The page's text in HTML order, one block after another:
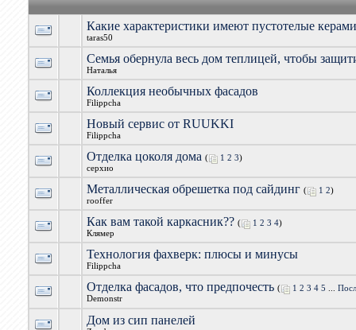
Какие характеристики имеют пустотелые
taras50
Семья обернула весь дом теплицей, чтобы
Наталья
Коллекция необычных фасадов
Filippcha
Новый сервис от RUUKKI
Filippcha
Отделка цоколя дома ( 1 2 3)
серхио
Металлическая обрешетка под сайдинг ( 1 2)
rooffer
Как вам такой каркасник?? ( 1 2 3 4)
Клямер
Технология фахверк: плюсы и минусы
Filippcha
Отделка фасадов, что предпочесть ( 1 2 3 4 5
Demonstr
Дом из сип панелей